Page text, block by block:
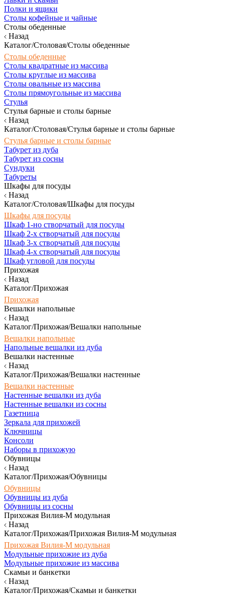
Полки и ящики
Столы кофейные и чайные
Столы обеденные
Назад
Каталог/Столовая/Столы обеденные
Столы обеденные
Столы квадратные из массива
Столы круглые из массива
Столы овальные из массива
Столы прямоугольные из массива
Стулья
Стулья барные и столы барные
Назад
Каталог/Столовая/Стулья барные и столы барные
Стулья барные и столы барные
Табурет из дуба
Табурет из сосны
Сундуки
Табуреты
Шкафы для посуды
Назад
Каталог/Столовая/Шкафы для посуды
Шкафы для посуды
Шкаф 1-но створчатый для посуды
Шкаф 2-х створчатый для посуды
Шкаф 3-х створчатый для посуды
Шкаф 4-х створчатый для посуды
Шкаф угловой для посуды
Прихожая
Назад
Каталог/Прихожая
Прихожая
Вешалки напольные
Назад
Каталог/Прихожая/Вешалки напольные
Вешалки напольные
Напольные вешалки из дуба
Вешалки настенные
Назад
Каталог/Прихожая/Вешалки настенные
Вешалки настенные
Настенные вешалки из дуба
Настенные вешалки из сосны
Газетница
Зеркала для прихожей
Ключницы
Консоли
Наборы в прихожую
Обувницы
Назад
Каталог/Прихожая/Обувницы
Обувницы
Обувницы из дуба
Обувницы из сосны
Прихожая Вилия-М модульная
Назад
Каталог/Прихожая/Прихожая Вилия-М модульная
Прихожая Вилия-М модульная
Модульные прихожие из дуба
Модульные прихожие из массива
Скамьи и банкетки
Назад
Каталог/Прихожая/Скамьи и банкетки